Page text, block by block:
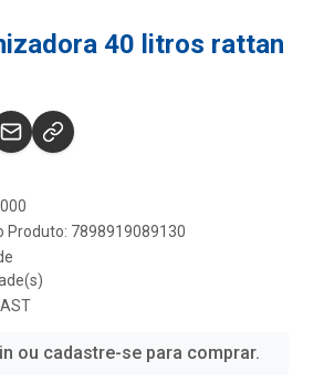
40 litros rattan
Produto: 7898919089130
ou cadastre-se para comprar.